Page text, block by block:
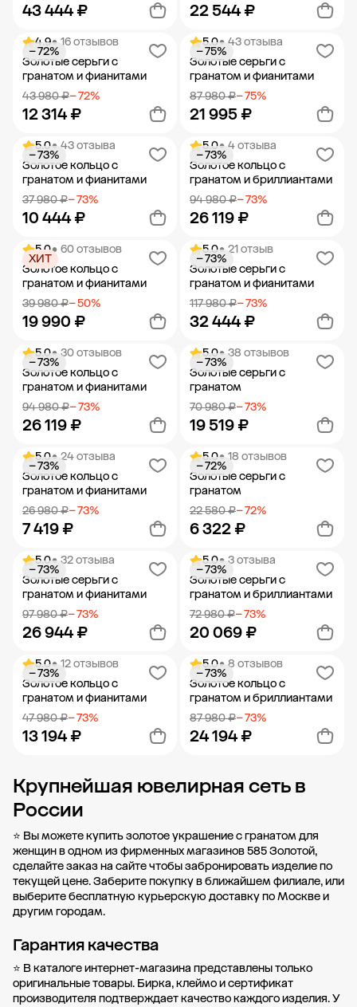
43 444 ₽
Добавить в корзину
22 544 ₽
Добавить в корзину
4.9• 16 отзывов
Золотые серьги с
гранатом и фианитами
43 980 ₽− 72%
12 314 ₽
− 72%
Добавить в корзину
5.0• 43 отзыва
Золотые серьги с
гранатом и фианитами
87 980 ₽− 75%
21 995 ₽
− 75%
Добавить в корзину
5.0• 43 отзыва
Золотое кольцо с
гранатом и фианитами
37 980 ₽− 73%
10 444 ₽
− 73%
Добавить в корзину
5.0• 4 отзыва
Золотое кольцо с
гранатом и бриллиантами
94 980 ₽− 73%
26 119 ₽
− 73%
Добавить в корзину
5.0• 60 отзывов
Золотое кольцо с
гранатом и фианитами
39 980 ₽− 50%
19 990 ₽
ХИТ
Добавить в корзину
5.0• 21 отзыв
Золотые серьги с
гранатом и фианитами
117 980 ₽− 73%
32 444 ₽
− 73%
Добавить в корзину
5.0• 30 отзывов
Золотое кольцо с
гранатом и фианитами
94 980 ₽− 73%
26 119 ₽
− 73%
Добавить в корзину
5.0• 38 отзывов
Золотые серьги с
гранатом
70 980 ₽− 73%
19 519 ₽
− 73%
Добавить в корзину
5.0• 24 отзыва
Золотое кольцо с
гранатом и фианитами
26 980 ₽− 73%
7 419 ₽
− 73%
Добавить в корзину
5.0• 18 отзывов
Золотые серьги с
гранатом
22 580 ₽− 72%
6 322 ₽
− 72%
Добавить в корзину
5.0• 32 отзыва
Золотые серьги с
гранатом и фианитами
97 980 ₽− 73%
26 944 ₽
− 73%
Добавить в корзину
5.0• 3 отзыва
Золотые серьги с
гранатом и бриллиантами
72 980 ₽− 73%
20 069 ₽
− 73%
Добавить в корзину
5.0• 12 отзывов
Золотое кольцо с
гранатом и фианитами
47 980 ₽− 73%
13 194 ₽
− 73%
Добавить в корзину
5.0• 8 отзывов
Золотое кольцо с
гранатом и бриллиантами
87 980 ₽− 73%
24 194 ₽
− 73%
Добавить в корзину
Крупнейшая ювелирная сеть в
России
⭐ Вы можете купить золотое украшение с гранатом для
женщин в одном из фирменных магазинов 585 Золотой,
сделайте заказ на сайте чтобы забронировать изделие по
текущей цене. Заберите покупку вближайшем филиале, или
выберите бесплатную курьерскую доставку по Москве и
другим городам.
Гарантия качества
⭐ В каталоге интернет-магазина представлены только
оригинальные товары. Бирка, клеймо и сертификат
производителя подтверждает качество каждого изделия. У